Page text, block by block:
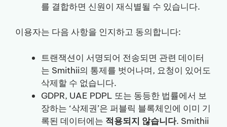
를 결합하면 신원이 재식별될 수 있습니다.
이용자는 다음 사항을 인지하고 동의합니다:
트랜잭션이 서명되어 전송되면 관련 데이터
는 Smithii의 통제를 벗어나며, 요청이 있어도
삭제할 수 없습니다.
GDPR, UAE PDPL 또는 동등한 법률에서 보
장하는 ‘삭제권’은 퍼블릭 블록체인에 이미 기
록된 데이터에는 적용되지 않습니다. Smithii